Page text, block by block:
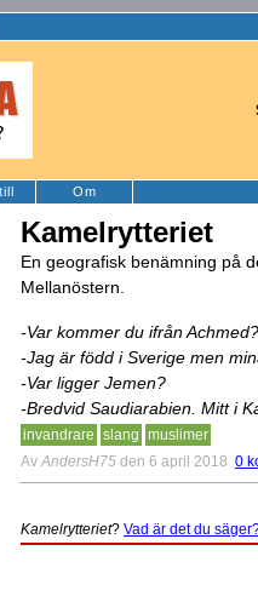
Om
Kamelrytteriet
En geografisk benämning på
Mellanöstern.
-Var kommer du ifrån Achmed?
-Jag är född i Sverige men
-Var ligger Jemen?
-Bredvid Saudiarabien. Mitt i
invandrare slang muslimer
Av AndersH75 den 6 april 2018 0
Kamelrytteriet? Vad är det du